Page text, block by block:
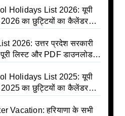
UP 2026 | UP Basic
Talika 2026 | UP
Holidays List 2026: यूपी
का छुट्टियों का कैलेंडर
Avkash Talika 2026 | UP
suchi | UP
School Holidays
2026: उत्तर प्रदेश सरकारी
लिस्ट और PDF डाउनलोड
Talika | Up Holidays List |
Holidays List 2025: यूपी
का छुट्टियों का कैलेंडर
Avkash Talika 2025 | UP
Vacation: हरियाणा के सभी